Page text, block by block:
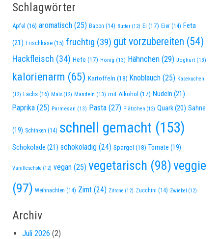
Schlagwörter
Apfel (16) aromatisch (25) Bacon (14) Butter (12) Ei (17) Eier (14) Feta
(21) Frischkäse (15) fruchtig (39) gut vorzubereiten (54)
Hackfleisch (34) Hefe (17) Honig (13) Hähnchen (29) Joghurt (13)
kalorienarm (65) Kartoffeln (18) Knoblauch (25) Käsekuchen
(12) Lachs (16) Mais (12) Mandeln (13) mit Alkohol (17) Nudeln (21)
Paprika (25) Parmesan (13) Pasta (27) Plätzchen (12) Quark(20) Sahne
(19) Schinken (14) schnell gemacht (153)
Schokolade (21) schokoladig (24) Spargel (18) Tomate (19)
Vanilleschote (12) vegan (25) vegetarisch (98)veggie
(97) Weihnachten (14) Zimt (24) Zitrone (12) Zucchini (14) Zwiebel (12)
Archiv
Juli 2026 (2)